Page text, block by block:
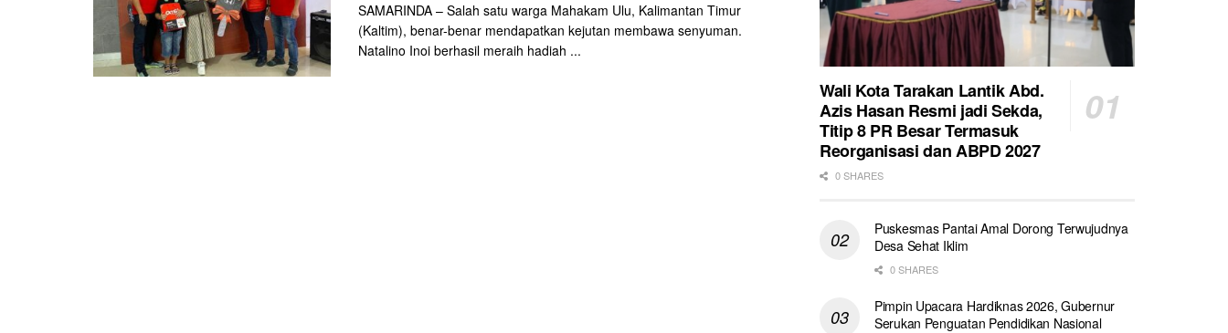
SAMARINDA – Salah satu warga Mahakam Ulu, Kalimantan Timur
(Kaltim), benar-benar mendapatkan kejutan membawa senyuman.
Natalino Inoi berhasil meraih hadiah ...
Wali Kota Tarakan Lantik Abd.
Azis Hasan Resmi jadi Sekda,
Titip 8 PR Besar Termasuk
Reorganisasi dan ABPD 2027
0 SHARES
Puskesmas Pantai Amal Dorong Terwujudnya
Desa Sehat Iklim
0 SHARES
Pimpin Upacara Hardiknas 2026, Gubernur
Serukan Penguatan Pendidikan Nasional